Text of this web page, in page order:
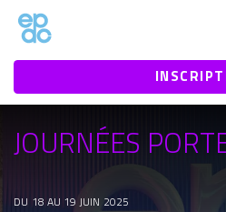
1mt0jz3htbaby1vn9b9934eeh94n1k
JOURNÉES
DU 18 AU 19 JUIN 2025